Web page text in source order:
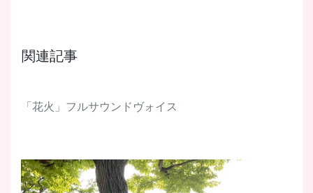
関連記事
「花火」フルサウンドヴォイス